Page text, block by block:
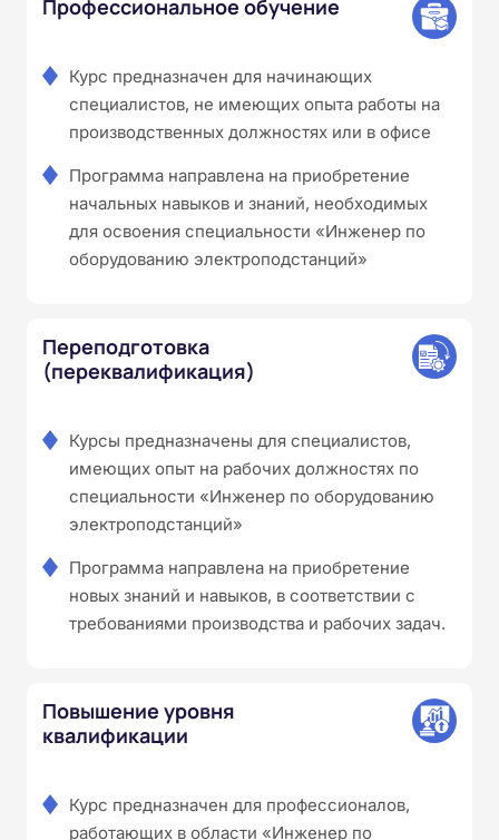
Профессиональное обучение
Курс предназначен для начинающих
специалистов, не имеющих опыта работы на
производственных должностях или в офисе
Программа направлена на приобретение
начальных навыков и знаний, необходимых
для освоения специальности «Инженер по
оборудованию электроподстанций»
Переподготовка
(переквалификация)
Курсы предназначены для специалистов,
имеющих опыт на рабочих должностях по
специальности «Инженер по оборудованию
электроподстанций»
Программа направлена на приобретение
новых знаний и навыков, в соответствии с
требованиями производства и рабочих задач.
Повышение уровня
квалификации
Курс предназначен для профессионалов,
работающих в области «Инженер по